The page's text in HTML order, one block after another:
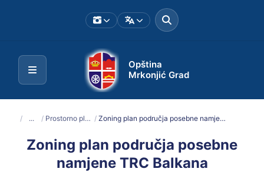
Opština
Mrkonjić Grad
/ ... / Prostorno planska dokumentacija / Zoning plan područja posebne namjene TRC Balkana
Zoning plan područja posebne
namjene TRC Balkana